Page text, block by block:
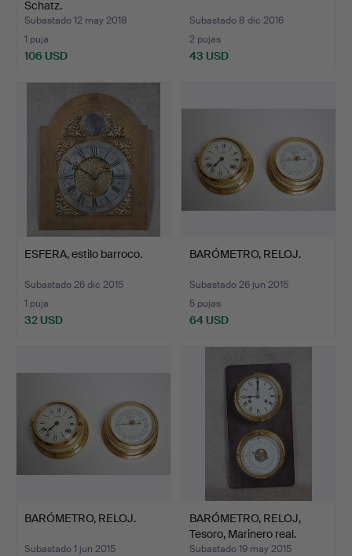
Schatz.
Subastado 12 may 2018
1 puja
106 USD
Subastado 8 dic 2016
2 pujas
43 USD
ESFERA, estilo barroco.
Subastado 26 dic 2015
1 puja
32 USD
BARÓMETRO, RELOJ.
Subastado 26 jun 2015
5 pujas
64 USD
BARÓMETRO, RELOJ.
Subastado 1 jun 2015
BARÓMETRO, RELOJ,
Tesoro, Marinero real.
Subastado 19 may 2015